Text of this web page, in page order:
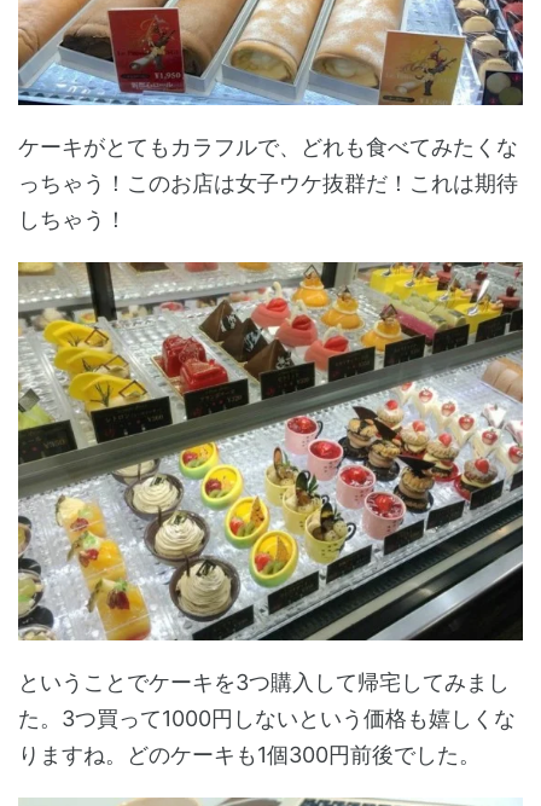
ケーキがとてもカラフルで、どれも食べてみたくな
っちゃう！このお店は女子ウケ抜群だ！これは期待
しちゃう！
ということでケーキを3つ購入して帰宅してみまし
た。3つ買って1000円しないという価格も嬉しくな
りますね。どのケーキも1個300円前後でした。